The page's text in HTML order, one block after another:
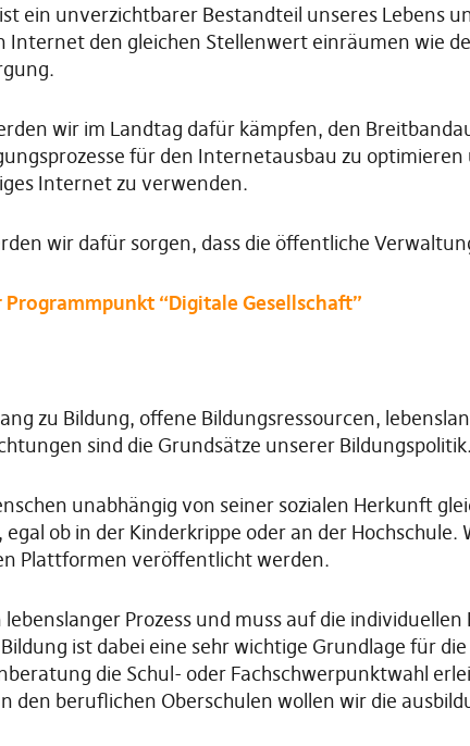
ein unverzichtbarer Bestandteil unseres Lebens
Internet den gleichen Stellenwert einräumen wie
wir im Landtag dafür kämpfen, den
für den Internetausbau zu
Internet zu verwenden.
wir dafür sorgen, dass die öffentliche
“Digitale Gesellschaft”
zu Bildung, offene Bildungsressourcen,
sind die Grundsätze unserer Bildungspolitik.
unabhängig von seiner sozialen Herkunft
egal ob in der Kinderkrippe oder an der
Plattformen veröffentlicht werden.
Prozess und muss auf die
ist dabei eine sehr wichtige Grundlage für
die Schul- oder Fachschwerpunktwahl
den beruflichen Oberschulen wollen wir die